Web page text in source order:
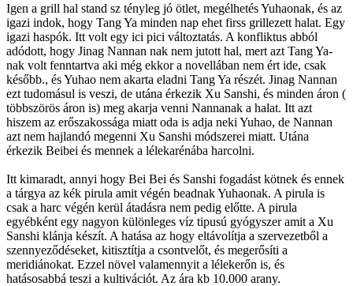
Igen a grill hal stand sz tényleg jó ötlet, megélhetés Yuhaonak, és az
igazi indok, hogy Tang Ya minden nap ehet firss grillezett halat. Egy
igazi haspók. Itt volt egy ici pici változtatás. A konfliktus abból
adódott, hogy Jinag Nannan nak nem jutott hal, mert azt Tang Ya-
nak volt fenntartva aki még ekkor a novellában nem ért ide, csak
később., és Yuhao nem akarta eladni Tang Ya részét. Jinag Nannan
ezt tudomásul is veszi, de utána érkezik Xu Sanshi, és minden áron (
többszörös áron is) meg akarja venni Nannanak a halat. Itt azt
hiszem az erőszakossága miatt oda is adja neki Yuhao, de Nannan
azt nem hajlandó megenni Xu Sanshi módszerei miatt. Utána
érkezik Beibei és mennek a lélekarénába harcolni.
Itt kimaradt, annyi hogy Bei Bei és Sanshi fogadást kötnek és ennek
a tárgya az kék pirula amit végén beadnak Yuhaonak. A pirula is
csak a harc végén kerül átadásra nem pedig előtte. A pirula
egyébként egy nagyon különleges víz tipusú gyógyszer amit a Xu
Sanshi klánja készít. A hatása az hogy eltávolítja a szervezetből a
szennyeződéseket, kitisztítja a csontvelőt, és megerősíti a
meridiánokat. Ezzel növel valamennyit a lélekerőn is, és
hatásosabbá teszi a kultivációt. Az ára kb 10.000 arany.